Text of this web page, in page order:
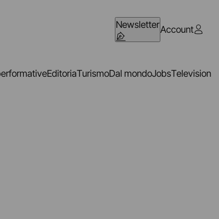
NewsletterAccount
EditoriaTurismoDal mondoJobsTelevision